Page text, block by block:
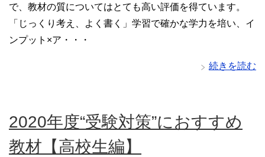
で、教材の質についてはとても高い評価を得ています。
「じっくり考え、よく書く」学習で確かな学力を培い、イ
ンプット×ア・・・
続きを読む
2020年度“受験対策”におすすめ
教材【高校生編】